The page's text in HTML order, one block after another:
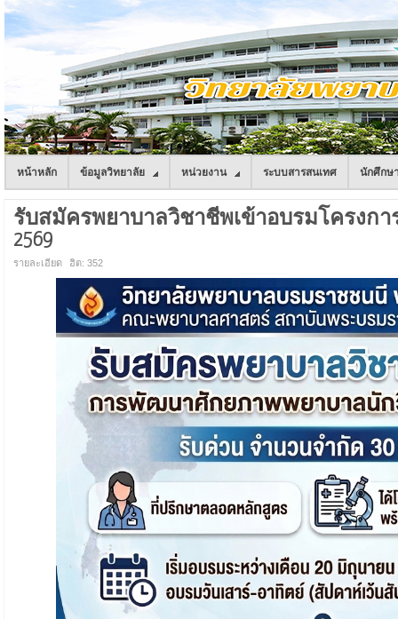
หน้าหลัก ข้อมูลวิทยาลัย หน่วยงาน ระบบสารสนเทศ นักศึกษ
รับสมัครพยาบาลวิชาชีพเข้าอบรมโครงก
2569
รายละเอียด ฮิต: 352